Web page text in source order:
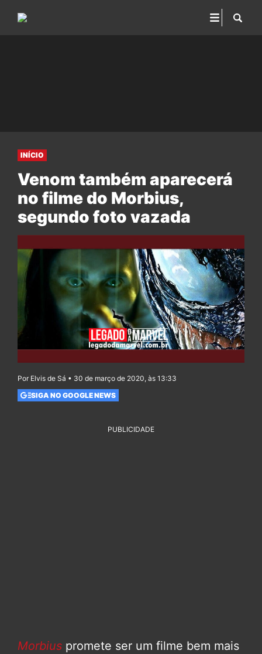
INÍCIO
Venom também aparecerá
no filme do Morbius,
segundo foto vazada
Por Elvis de Sá • 30 de março de 2020, às 13:33
SIGA NO GOOGLE NEWS
PUBLICIDADE
Morbius promete ser um filme bem mais